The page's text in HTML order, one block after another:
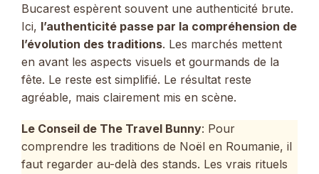
Bucarest espèrent souvent une authenticité brute.
Ici, l’authenticité passe par la compréhension de
l’évolution des traditions. Les marchés mettent
en avant les aspects visuels et gourmands de la
fête. Le reste est simplifié. Le résultat reste
agréable, mais clairement mis en scène.
Le Conseil de The Travel Bunny: Pour
comprendre les traditions de Noël en Roumanie, il
faut regarder au-delà des stands. Les vrais rituels